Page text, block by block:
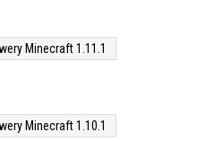
Minecraft 1.11.1
Minecraft 1.10.1